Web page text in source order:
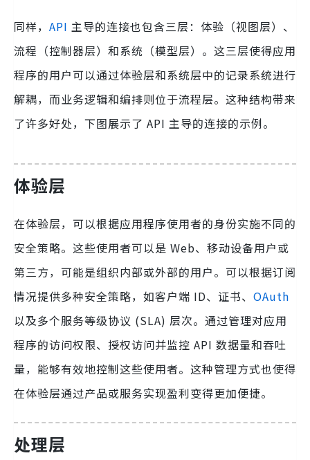
同样， API 主导的连接也包含三层：体验（视图层）、
流程（控制器层）和系统（模型层）。这三层使得应用
程序的用户可以通过体验层和系统层中的记录系统进行
解耦，而业务逻辑和编排则位于流程层。这种结构带来
了许多好处，下图展示了 API 主导的连接的示例。
体验层
在体验层，可以根据应用程序使用者的身份实施不同的
安全策略。这些使用者可以是 Web、移动设备用户或
第三方，可能是组织内部或外部的用户。可以根据订阅
情况提供多种安全策略，如客户端 ID、证书、 OAuth
以及多个服务等级协议 (SLA) 层次。通过管理对应用
程序的访问权限、授权访问并监控 API 数据量和吞吐
量，能够有效地控制这些使用者。这种管理方式也使得
在体验层通过产品或服务实现盈利变得更加便捷。
处理层